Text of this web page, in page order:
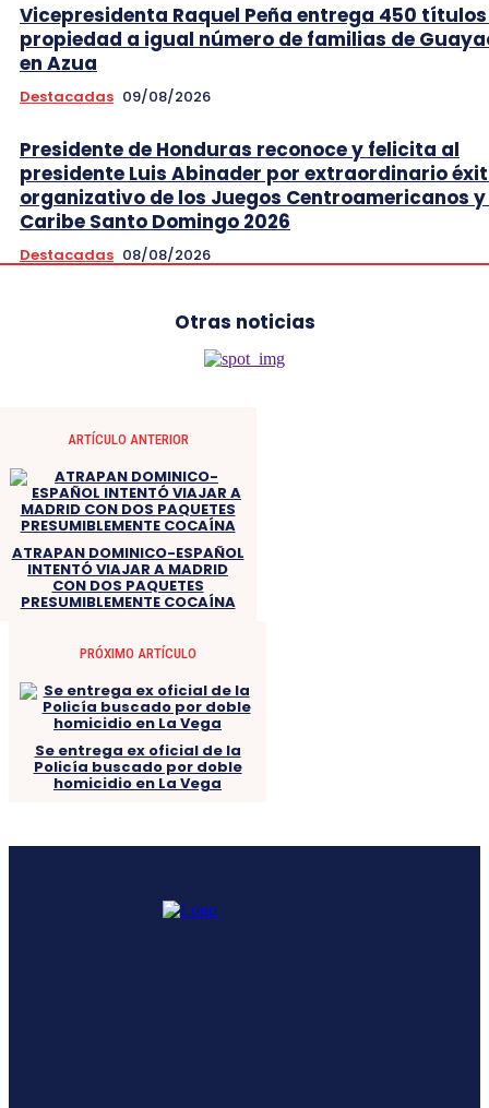
Vicepresidenta Raquel Peña entrega 450
propiedad a igual número de familias de
en Azua
Destacadas 09/08/2026
Presidente de Honduras reconoce y felicita al
presidente Luis Abinader por extraordinario
organizativo de los Juegos Centroamericanos
Caribe Santo Domingo 2026
Destacadas 08/08/2026
Otras noticias
ARTÍCULO ANTERIOR
ATRAPAN DOMINICO-ESPAÑOL
INTENTÓ VIAJAR A MADRID
CON DOS PAQUETES
PRESUMIBLEMENTE COCAÍNA
PRÓXIMO ARTÍCULO
Se entrega ex oficial de la
Policía buscado por doble
homicidio en La Vega